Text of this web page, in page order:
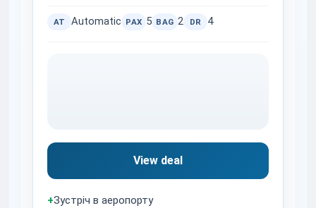
AT Automatic PAX 5 BAG 2 DR 4
View deal
+Зустріч в аеропорту